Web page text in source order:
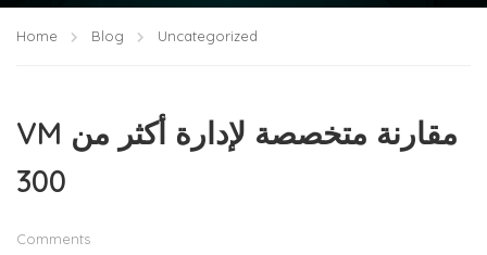
Home Blog Uncategorized
VM مقارنة متخصصة لإدارة أكثر من
300
Comments